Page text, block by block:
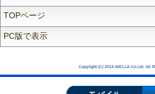
TOPページ
PC版で表示
Copyright (C) 2014 WELLA Co.Ltd. All